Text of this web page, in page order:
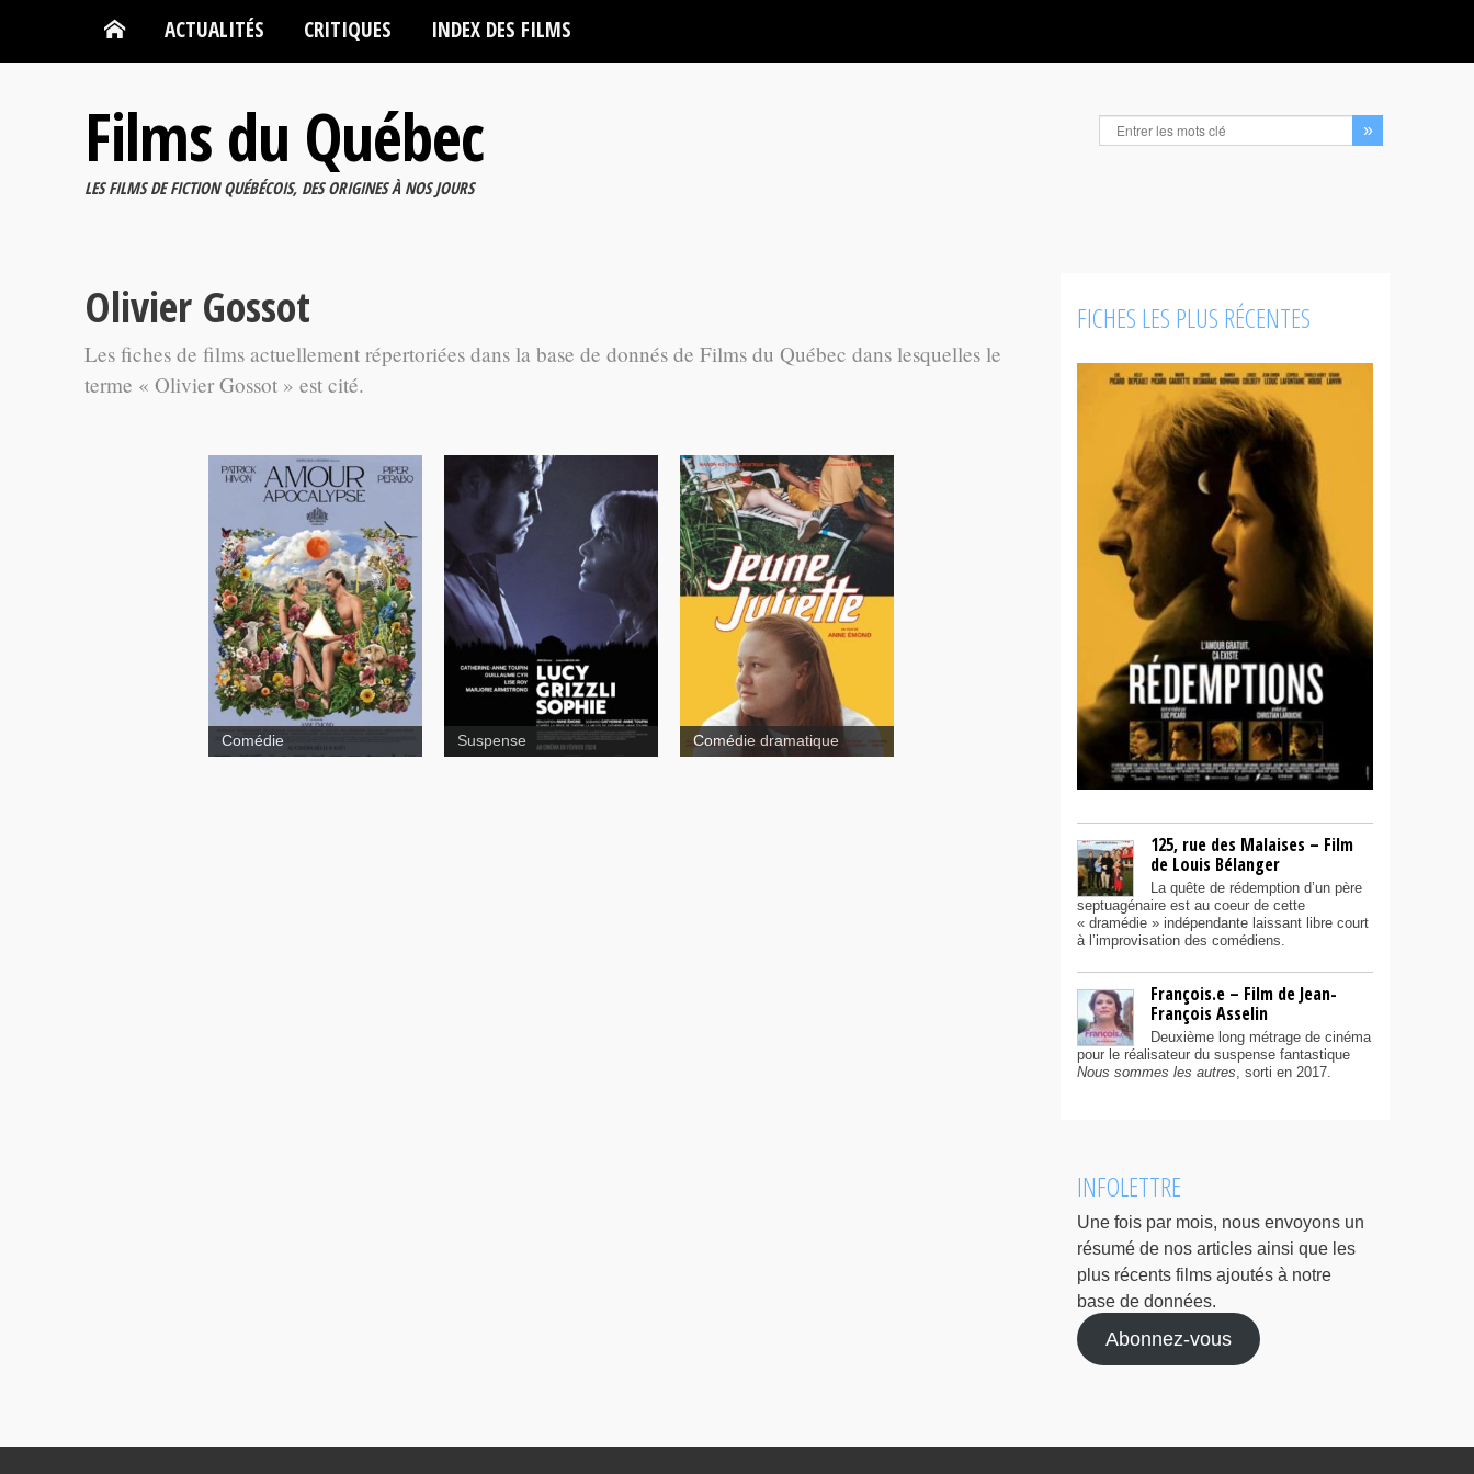
ACTUALITÉS CRITIQUES INDEX DES FILMS
Films du Québec
LES FILMS DE FICTION QUÉBÉCOIS, DES ORIGINES À NOS JOURS
Olivier Gossot
Les fiches de films actuellement répertoriées dans la base de donnés de Films du Québec dans lesquelles le
terme « Olivier Gossot » est cité.
Comédie
Jeune
Juliette
Nelly
Suspense
Jeune
Juliette
Comédie dramatique
FICHES LES PLUS RÉCENTES
125, rue des Malaises – Film
de Louis Bélanger
La quête de rédemption d’un père
septuagénaire est au coeur de cette
« dramédie » indépendante laissant libre court
à l’improvisation des comédiens.
François.e – Film de Jean-
François Asselin
Deuxième long métrage de cinéma
pour le réalisateur du suspense fantastique
Nous sommes les autres, sorti en 2017.
INFOLETTRE
Une fois par mois, nous envoyons un
résumé de nos articles ainsi que les
plus récents films ajoutés à notre
base de données.
Abonnez-vous